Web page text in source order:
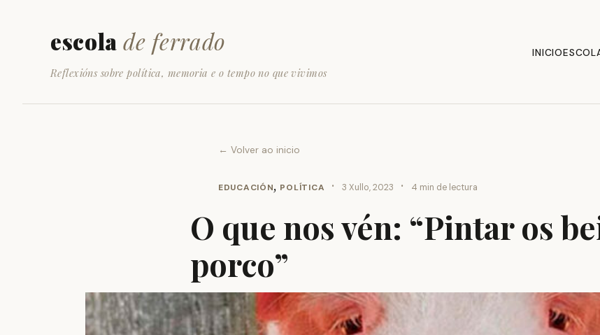
escola de ferrado
Reflexións sobre política, memoria e o tempo no que vivimos
INICIO
← Volver ao inicio
EDUCACIÓN, POLÍTICA · 3 Xullo, 2023 · 4 min de lectura
O que nos vén: “Pintar os
porco”